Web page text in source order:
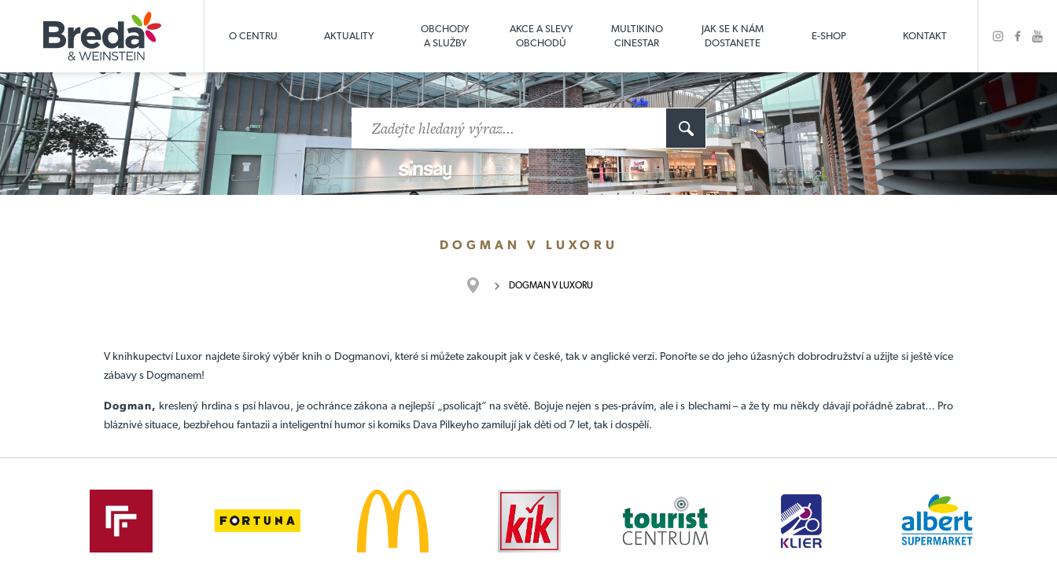
O CENTRU AKTUALITY
OBCHODY
A SLUŽBY
AKCE A SLEVY
OBCHODŮ
MULTIKINO
CINESTAR
JAK SE K NÁM
DOSTANETE
E-SHOP KONTAKT
DOGMAN V LUXORU
DOGMAN V LUXORU
V knihkupectví Luxor najdete široký výběr knih o Dogmanovi, které si můžete zakoupit jak v české, tak v anglické verzi. Ponořte se do jeho úžasných dobrodružství a užijte si ještě více
zábavy s Dogmanem!
Dogman, kreslený hrdina s psí hlavou, je ochránce zákona a nejlepší „psolicajt“ na světě. Bojuje nejen s pes-právím, ale i s blechami – a že ty mu někdy dávají pořádně zabrat… Pro
bláznivé situace, bezbřehou fantazii a inteligentní humor si komiks Dava Pilkeyho zamilují jak děti od 7 let, tak i dospělí.